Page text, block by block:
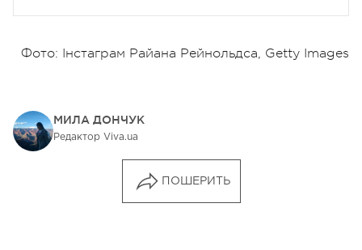
Фото: Інстаграм Райана Рейнольдса, Getty Images
МИЛА ДОНЧУК
Редактор Viva.ua
ПОШЕРИТЬ